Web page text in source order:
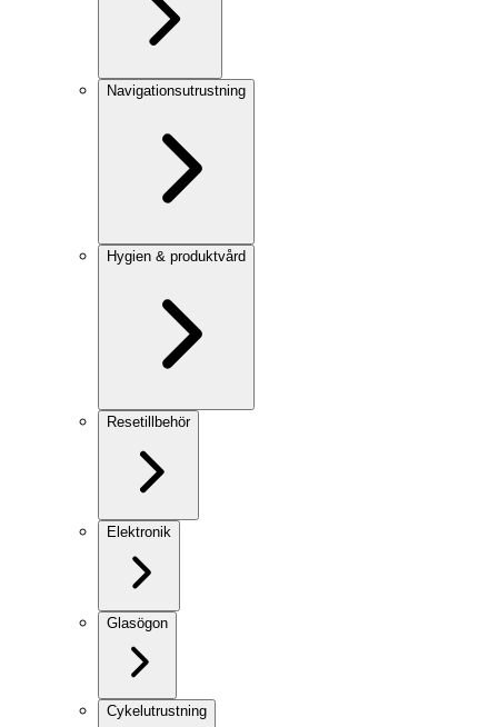
Navigationsutrustning
Hygien & produktvård
Resetillbehör
Elektronik
Glasögon
Cykelutrustning